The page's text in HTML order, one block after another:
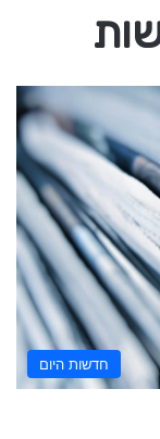
חדשות היום